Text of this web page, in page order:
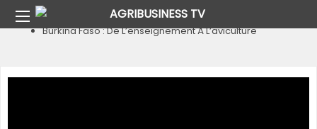
Pays
Burkina Faso
Burkina Faso : De L’enseignement À L’aviculture